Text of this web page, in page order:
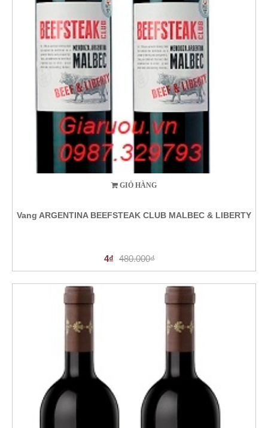
GIỎ HÀNG
Vang ARGENTINA BEEFSTEAK CLUB MALBEC & LIBERTY
4₫ 480.000₫